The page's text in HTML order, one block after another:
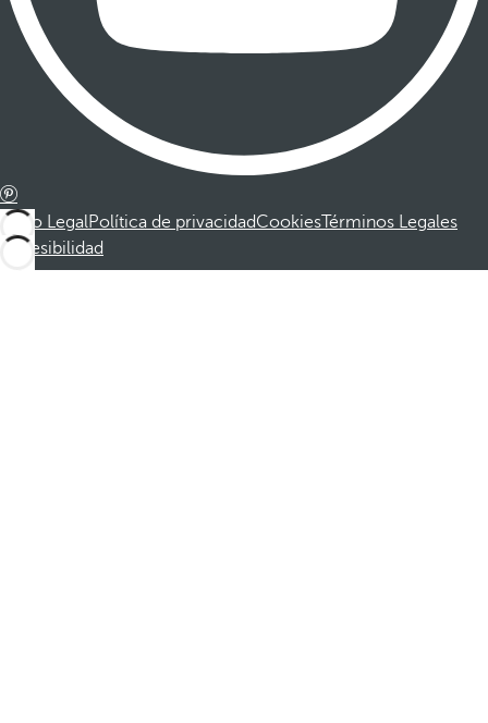
Aviso LegalPolítica de privacidadCookiesTérminos Legales
Accesibilidad